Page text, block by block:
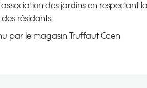
des jardins en respectant
résidants.
par le magasin Truffaut Caen